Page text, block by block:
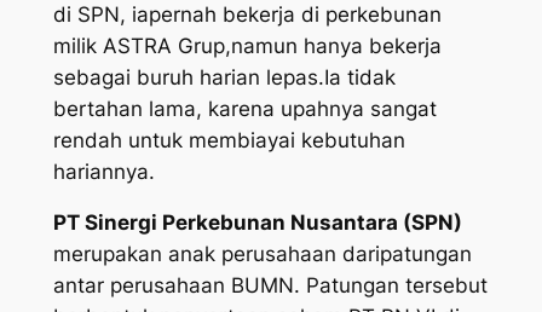
di SPN, iapernah bekerja di perkebunan
milik ASTRA Grup,namun hanya bekerja
sebagai buruh harian lepas.Ia tidak
bertahan lama, karena upahnya sangat
rendah untuk membiayai kebutuhan
hariannya.
PT Sinergi Perkebunan Nusantara (SPN)
merupakan anak perusahaan daripatungan
antar perusahaan BUMN. Patungan tersebut